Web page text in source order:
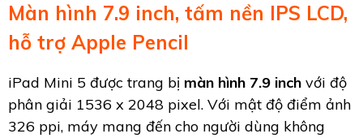
Màn hình 7.9 inch, tấm nền IPS LCD,
hỗ trợ Apple Pencil
iPad Mini 5 được trang bị màn hình 7.9 inch với độ
phân giải 1536 x 2048 pixel. Với mật độ điểm ảnh
326 ppi, máy mang đến cho người dùng không